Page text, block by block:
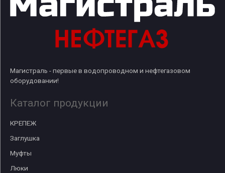
Магистраль - первые в водопроводном и нефтегазовом
оборудовании!
Каталог продукции
КРЕПЕЖ
Заглушка
Муфты
Люки